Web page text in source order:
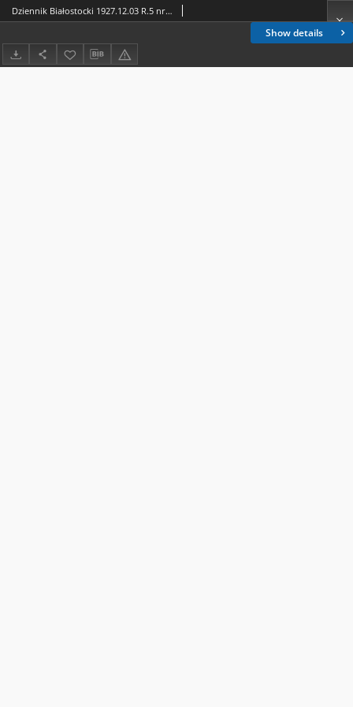
Show details
Dziennik Białostocki 1927.12.03 R.5 nr 336